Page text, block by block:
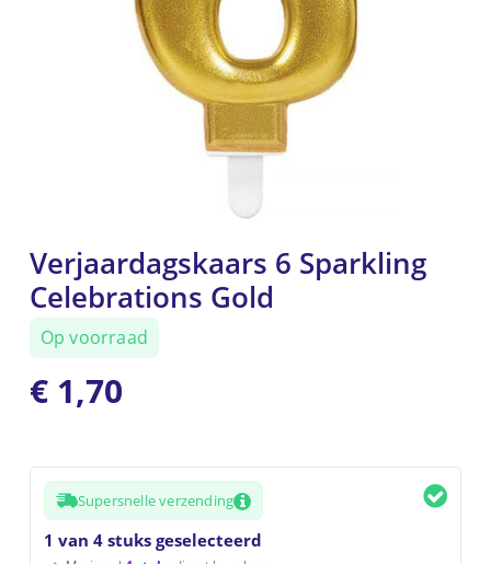
Verjaardagskaars 6 Sparkling
Celebrations Gold
Op voorraad
€1,70
Supersnelle verzending
1 van 4 stuks geselecteerd